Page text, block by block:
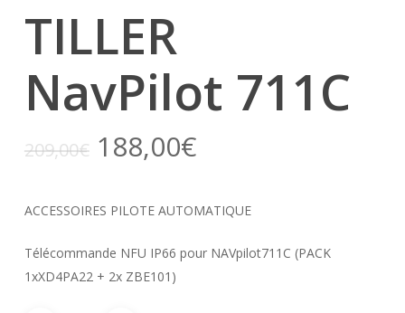
TILLER
NavPilot 711C
209,00€ 188,00€
ACCESSOIRES PILOTE AUTOMATIQUE
Télécommande NFU IP66 pour NAVpilot711C (PACK
1xXD4PA22 + 2x ZBE101)